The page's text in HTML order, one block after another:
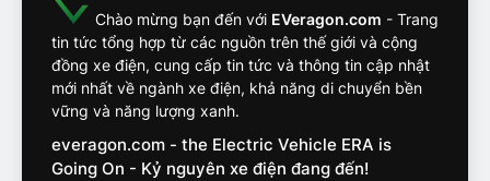
đối về an toàn trên VinFast
VF8
ĐÁNH GIÁ XE
14
VinFast VF7 đang bỏ xa
như thế nào?
ĐÁNH GIÁ XE
Chào mừng bạn đến với EVeragon.com - Trang
tin tức tổng hợp từ các nguồn trên thế giới và cộng
đồng xe điện, cung cấp tin tức và thông tin cập nhật
mới nhất về ngành xe điện, khả năng di chuyển bền
vững và năng lượng xanh.
everagon.com - the Electric Vehicle ERA is
Going On - Kỷ nguyên xe điện đang đến!